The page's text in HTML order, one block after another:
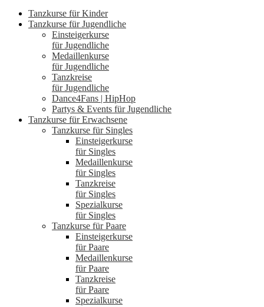
Tanzkurse für Kinder
Tanzkurse für Jugendliche
Einsteigerkurse
für Jugendliche
Medaillenkurse
für Jugendliche
Tanzkreise
für Jugendliche
Dance4Fans | HipHop
Partys & Events für Jugendliche
Tanzkurse für Erwachsene
Tanzkurse für Singles
Einsteigerkurse
für Singles
Medaillenkurse
für Singles
Tanzkreise
für Singles
Spezialkurse
für Singles
Tanzkurse für Paare
Einsteigerkurse
für Paare
Medaillenkurse
für Paare
Tanzkreise
für Paare
Spezialkurse